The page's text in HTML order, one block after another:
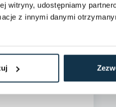
udostępniamy
z innymi danymi